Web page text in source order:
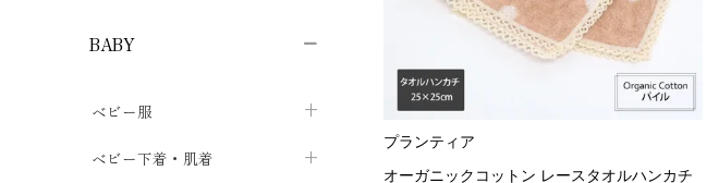
紙ナプキン
BABY
ベビー服
カバーオール・ロンパース
ベビー下着・肌着
プランティア
オーガニックコットン レースタオルハンカチ